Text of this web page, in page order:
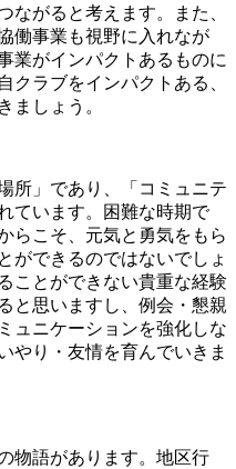
ながると考えます。また、
働事業も視野に入れなが
業がインパクトあるものに
クラブをインパクトある、
ましょう。
所」であり、「コミュニテ
ています。困難な時期で
らこそ、元気と勇気をもら
ができるのではないでしょ
ことができない貴重な経験
と思いますし、例会・懇親
ュニケーションを強化しな
やり・友情を育んでいきま
物語があります。地区行